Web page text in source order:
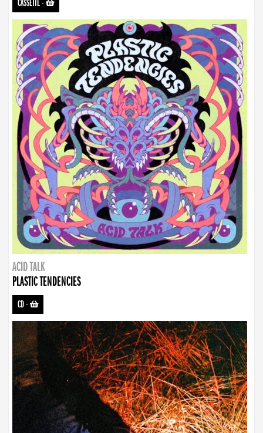
CASSETTE-
ACID TALK
PLASTIC TENDENCIES
CD-